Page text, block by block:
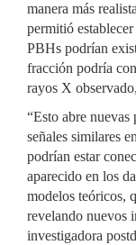
manera más
permitió
PBHs podrían
fracción podría
rayos X
“Esto abre
señales similares
podrían estar
aparecido en los
modelos teóricos,
revelando nuevos
investigadora